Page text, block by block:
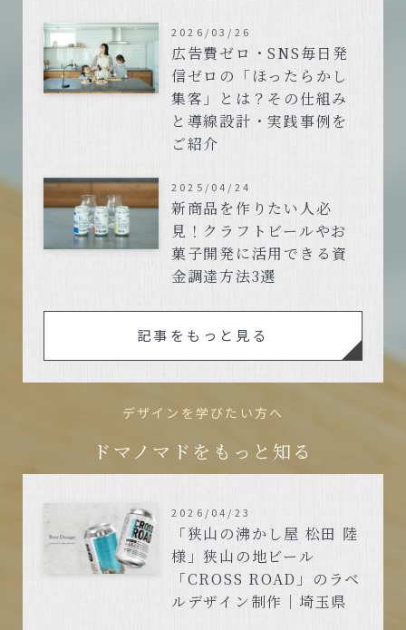
広告費ゼロ・SNS毎日発
信ゼロの「ほったらかし
集客」とは？その仕組み
と導線設計・実践事例を
ご紹介
2026/03/26
新商品を作りたい人必
見！クラフトビールやお
菓子開発に活用できる資
金調達方法3選
2025/04/24
記事をもっと見る
デザインを学びたい方へ
ドマノマドをもっと知る
「狭山の沸かし屋 松田 陸
様」狭山の地ビール
「CROSS ROAD」のラベ
ルデザイン制作｜埼玉県
2026/04/23